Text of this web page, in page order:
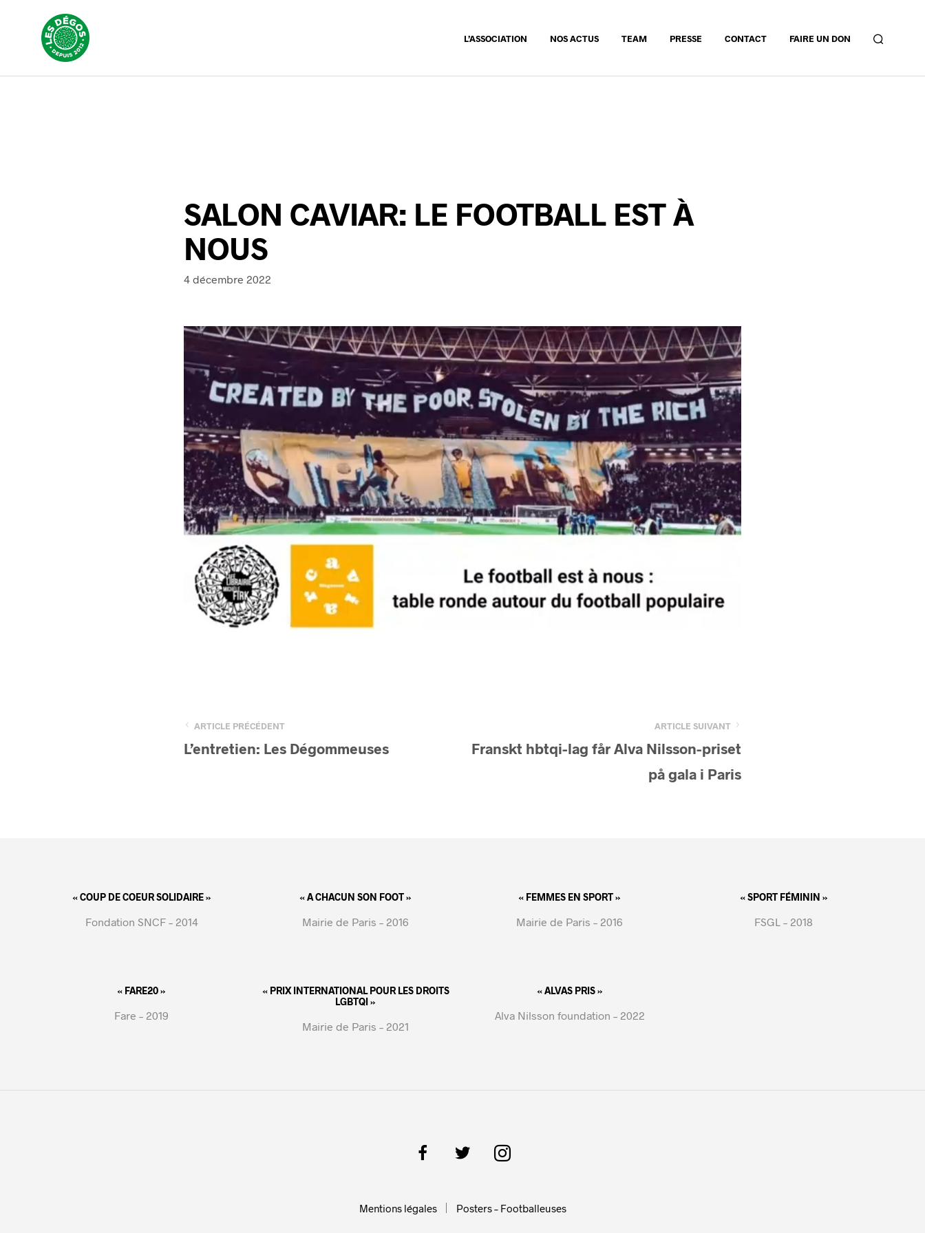
L’ASSOCIATION NOS ACTUS TEAM PRESSE CONTACT FAIRE UN DON
SALON CAVIAR: LE FOOTBALL EST À
NOUS
4 décembre 2022
ARTICLE PRÉCÉDENT
L’entretien: Les Dégommeuses
ARTICLE SUIVANT
Franskt hbtqi-lag får Alva Nilsson-priset
på gala i Paris
« COUP DE COEUR SOLIDAIRE »
Fondation SNCF – 2014
« A CHACUN SON FOOT »
Mairie de Paris – 2016
« FEMMES EN SPORT »
Mairie de Paris – 2016
« SPORT FÉMININ »
FSGL – 2018
« FARE20 »
Fare – 2019
« PRIX INTERNATIONAL POUR LES DROITS
LGBTQI »
Mairie de Paris – 2021
« ALVAS PRIS »
Alva Nilsson foundation – 2022
Mentions légales Posters – Footballeuses